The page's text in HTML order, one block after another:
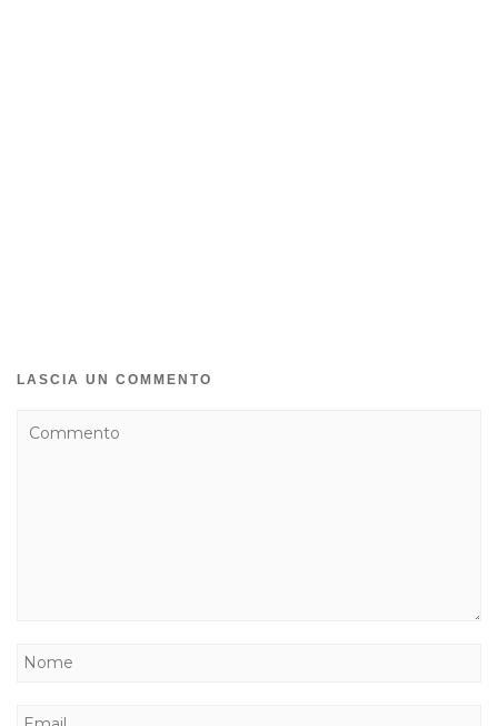
LASCIA UN COMMENTO